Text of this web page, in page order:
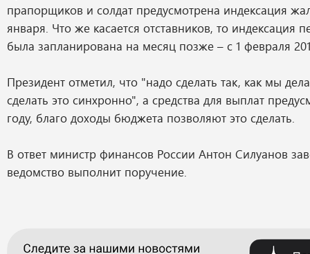
прапорщиков и солдат предусмотрена индексация
января. Что же касается отставников, то индексация
была запланирована на месяц позже – с 1 февраля
Президент отметил, что "надо сделать так, как мы
сделать это синхронно", а средства для выплат
году, благо доходы бюджета позволяют это сделать.
В ответ министр финансов России Антон Силуанов
ведомство выполнит поручение.